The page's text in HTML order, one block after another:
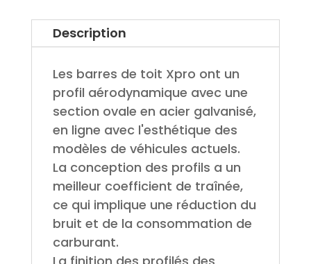
Description
Les barres de toit Xpro ont un
profil aérodynamique avec une
section ovale en acier galvanisé,
en ligne avec l'esthétique des
modèles de véhicules actuels.
La conception des profils a un
meilleur coefficient de traînée,
ce qui implique une réduction du
bruit et de la consommation de
carburant.